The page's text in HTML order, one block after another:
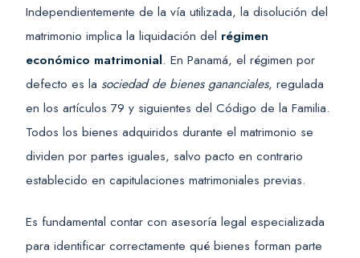
Independientemente de la vía utilizada, la disolución del
matrimonio implica la liquidación del régimen
económico matrimonial. En Panamá, el régimen por
defecto es la sociedad de bienes gananciales, regulada
en los artículos 79 y siguientes del Código de la Familia.
Todos los bienes adquiridos durante el matrimonio se
dividen por partes iguales, salvo pacto en contrario
establecido en capitulaciones matrimoniales previas.
Es fundamental contar con asesoría legal especializada
para identificar correctamente qué bienes forman parte